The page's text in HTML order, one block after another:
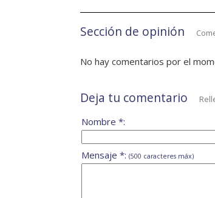
Sección de opinión
No hay comentarios por el
Deja tu comentario
Nombre *:
Mensaje *: (500 caracteres máx)